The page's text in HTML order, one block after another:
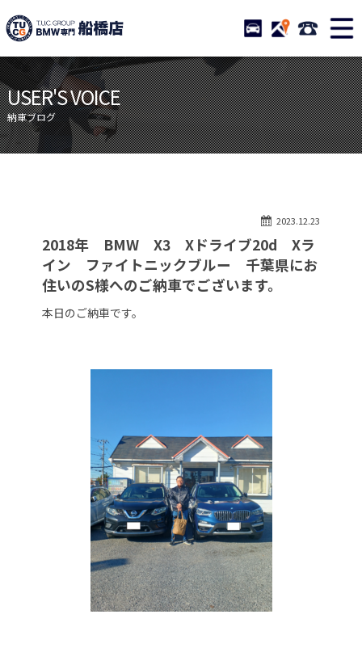
TUCグループ BMW専門 船
STOCK ACCESS 047-
ニュース
在庫リスト
目玉車両一覧
店舗紹介
保証＆サービス
アクセスマップ
自動車保険
TUCとは？
リクルート
納車blog
スタッフblog
会社概要
USER'S VOICE
納車ブログ
2023.12.23
2018年 BMW X3 Xドライブ20d Xラ
イン ファイトニックブルー 千葉県にお
住いのS様へのご納車でございます。
本日のご納車です。